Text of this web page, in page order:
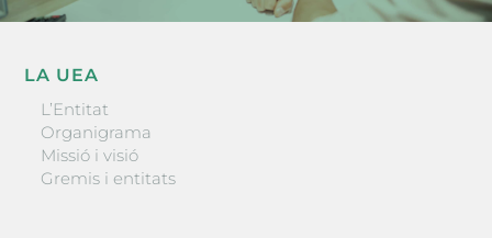
LA UEA
L’Entitat
Organigrama
Missió i visió
Gremis i entitats